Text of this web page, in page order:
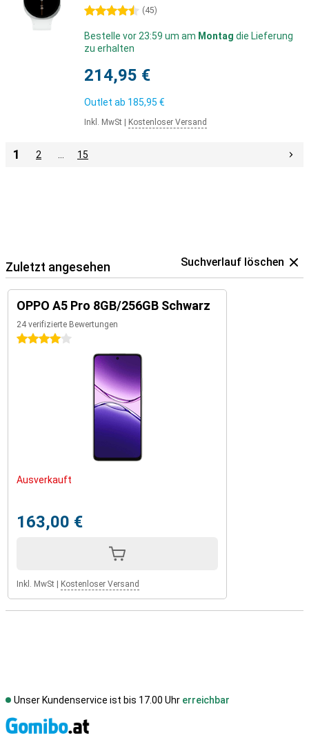
4.5 Sterne (45)
Bestelle vor 23:59 um am Montag die Lieferung
zu erhalten
214,95 €
Outlet ab 185,95 €
Inkl. MwSt Kostenloser Versand
1 2 15
Zuletzt angesehen Suchverlauf löschen
OPPO A5 Pro 8GB/256GB Schwarz
24 verifizierte Bewertungen
4 Sterne
Ausverkauft
163,00 €
Inkl. MwSt Kostenloser Versand
Unser Kundenservice ist bis 17.00 Uhr erreichbar